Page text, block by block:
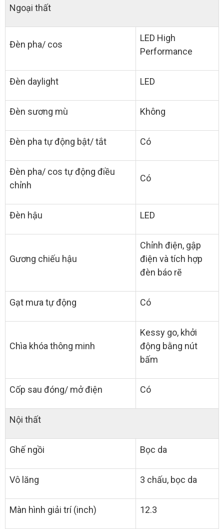
Ngoại thất
Đèn pha/ cos
LED High
Performance
Đèn daylight LED
Đèn sương mù Không
Đèn pha tự động bật/ tắt Có
Đèn pha/ cos tự động điều
chỉnh
Có
Đèn hậu LED
Gương chiếu hậu
Chỉnh điện, gập
điện và tích hợp
đèn báo rẽ
Gạt mưa tự động Có
Chìa khóa thông minh
Kessy go, khởi
động bằng nút
bấm
Cốp sau đóng/ mở điện Có
Nội thất
Ghế ngồi Bọc da
Vô lăng 3 chấu, bọc da
Màn hình giải trí (inch) 12.3